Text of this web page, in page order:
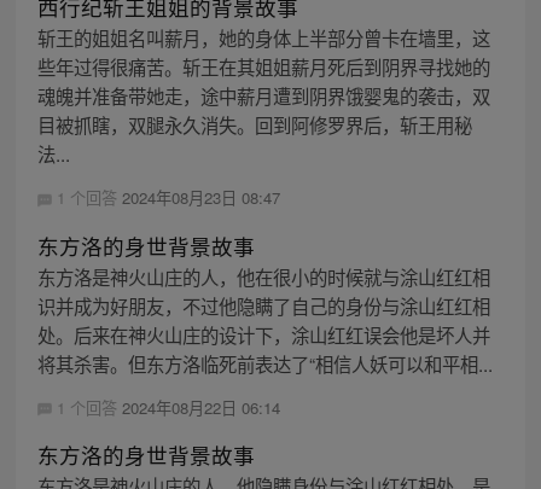
西行纪斩王姐姐的背景故事
斩王的姐姐名叫薪月，她的身体上半部分曾卡在墙里，这
些年过得很痛苦。斩王在其姐姐薪月死后到阴界寻找她的
魂魄并准备带她走，途中薪月遭到阴界饿婴鬼的袭击，双
目被抓瞎，双腿永久消失。回到阿修罗界后，斩王用秘
法...
1 个回答 2024年08月23日 08:47
东方洛的身世背景故事
东方洛是神火山庄的人，他在很小的时候就与涂山红红相
识并成为好朋友，不过他隐瞒了自己的身份与涂山红红相
处。后来在神火山庄的设计下，涂山红红误会他是坏人并
将其杀害。但东方洛临死前表达了“相信人妖可以和平相...
1 个回答 2024年08月22日 06:14
东方洛的身世背景故事